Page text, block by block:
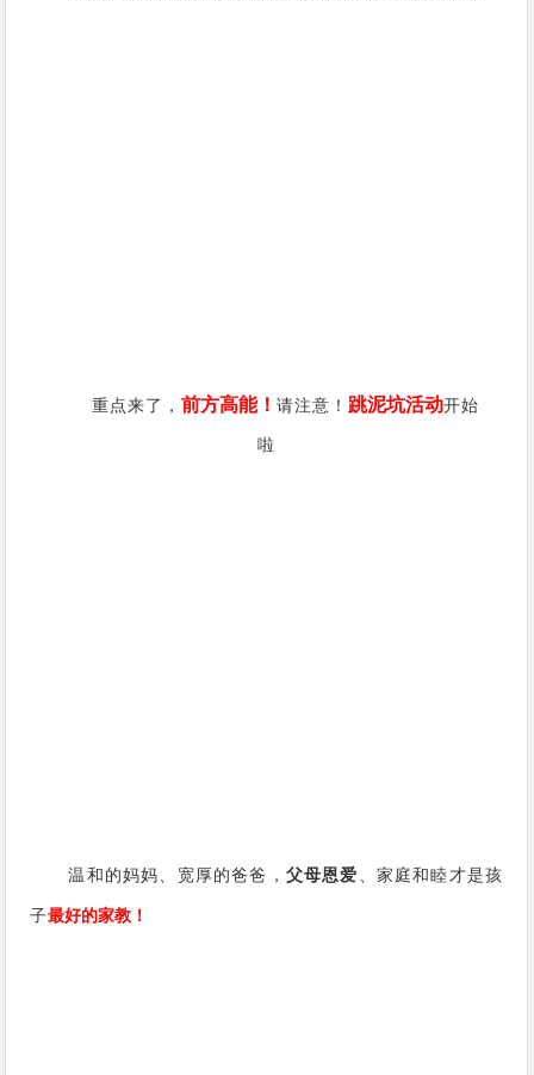
重点来了，前方高能！请注意！ 跳泥坑活动开始
啦
温和的妈妈、宽厚的爸爸， 父母恩爱 、家庭和睦才是孩
子最好的家教！